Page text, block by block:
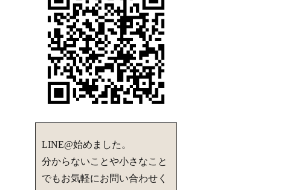
LINE@始めました。
分からないことや小さなこと
でもお気軽にお問い合わせく